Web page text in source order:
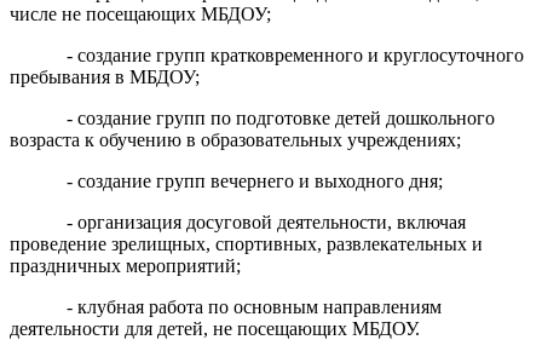
числе не посещающих МБДОУ;
- создание групп кратковременного и круглосуточного
пребывания в МБДОУ;
- создание групп по подготовке детей дошкольного
возраста к обучению в образовательных учреждениях;
- создание групп вечернего и выходного дня;
- организация досуговой деятельности, включая
проведение зрелищных, спортивных, развлекательных и
праздничных мероприятий;
- клубная работа по основным направлениям
деятельности для детей, не посещающих МБДОУ.